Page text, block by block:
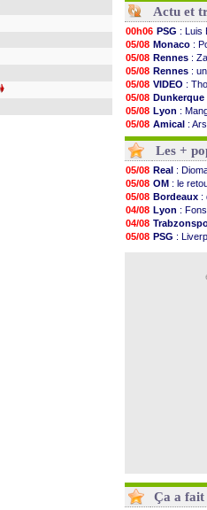
Actu et
00h06 PSG : Luis
05/08 Monaco :
05/08 Rennes :
05/08 Rennes :
05/08 VIDEO :
05/08 Dunkerque
05/08 Lyon :
05/08 Amical :
05/08 Amical:
05/08
Man City:
05/08 LdC:
05/08 Al-Diriyah:
05/08 Atletico: le
05/08 Amical:
05/08 VIDEO: le
05/08 CdM 2030:
05/08 PSG : la
:
Les +
05/08 Real :
05/08 OM : le
05/08 Bordeaux :
04/08 Lyon :
04/08
05/08 PSG :
Ça a fait